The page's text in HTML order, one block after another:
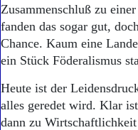
Zusammenschluß zu
fanden das sogar gut,
Chance. Kaum eine
ein Stück Föderalismus
Heute ist der
alles geredet wird. Klar
dann zu